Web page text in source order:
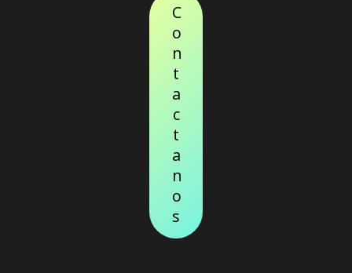
C
o
n
t
a
c
t
a
n
o
s